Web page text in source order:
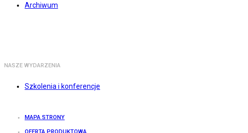
Archiwum
NASZE WYDARZENIA
Szkolenia i konferencje
MAPA STRONY